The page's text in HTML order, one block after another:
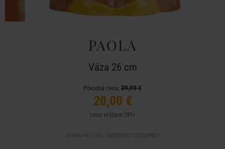
PAOLA
Váza 26 cm
Pôvodná cena: 39,99 €
20,00 €
cena vrátane DPH